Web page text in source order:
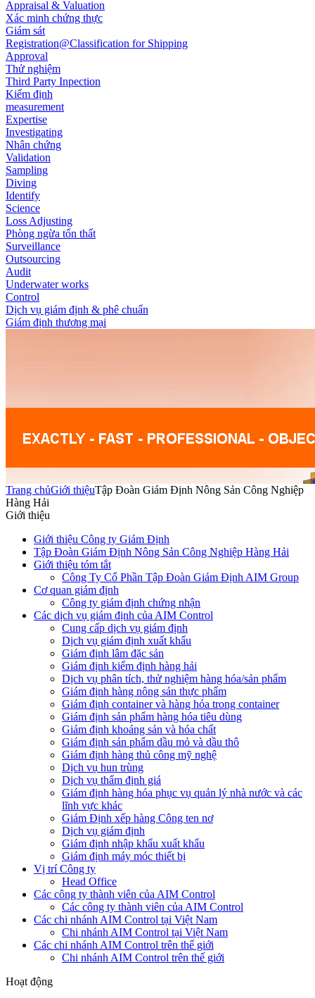
Appraisal & Valuation
Xác minh chứng thực
Giám sát
Registration@Classification for Shipping
Approval
Thử nghiệm
Third Party Inpection
Kiểm định
measurement
Expertise
Investigating
Nhân chứng
Validation
Sampling
Diving
Identify
Science
Loss Adjusting
Phòng ngừa tổn thất
Surveillance
Outsourcing
Audit
Underwater works
Control
Dịch vụ giám định & phê chuẩn
Giám định thương mại
Trang chủGiới thiệuTập Đoàn Giám Định Nông Sản Công Nghiệp
Hàng Hải
Giới thiệu
Giới thiệu Công ty Giám Định
Tập Đoàn Giám Định Nông Sản Công Nghiệp Hàng Hải
Giới thiệu tóm tắt
Công Ty Cổ Phần Tập Đoàn Giám Định AIM Group
Cơ quan giám định
Công ty giám định chứng nhận
Các dịch vụ giám định của AIM Control
Cung cấp dịch vụ giám định
Dịch vụ giám định xuất khẩu
Giám định lâm đặc sản
Giám định kiểm định hàng hải
Dịch vụ phân tích, thử nghiệm hàng hóa/sản phẩm
Giám định hàng nông sản thực phẩm
Giám định container và hàng hóa trong container
Giám định sản phẩm hàng hóa tiêu dùng
Giám định khoáng sản và hóa chất
Giám định sản phẩm dầu mỏ và dầu thô
Giám định hàng thủ công mỹ nghệ
Dịch vụ hun trùng
Dịch vụ thẩm định giá
Giám định hàng hóa phục vụ quản lý nhà nước và các
lĩnh vực khác
Giám Định xếp hàng Công ten nơ
Dịch vụ giám định
Giám định nhập khẩu xuất khẩu
Giám định máy móc thiết bị
Vị trí Công ty
Head Office
Các công ty thành viên của AIM Control
Các công ty thành viên của AIM Control
Các chi nhánh AIM Control tại Việt Nam
Chi nhánh AIM Control tại Việt Nam
Các chi nhánh AIM Control trên thế giới
Chi nhánh AIM Control trên thế giới
Hoạt động